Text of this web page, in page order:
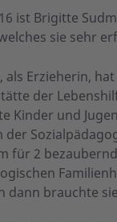
ist Brigitte
sie sehr
Erzieherin,
der
Kinder und
für 2
dann brauchte